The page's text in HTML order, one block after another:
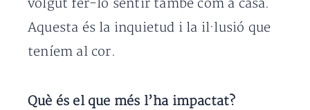
volgut fer-lo sentir també com a casa.
Aquesta és la inquietud i la il·lusió que
teníem al cor.
Què és el que més l’ha impactat?